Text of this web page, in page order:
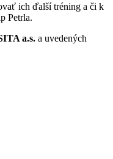
ich ďalší tréning a či k
Petrla.
a.s. a uvedených